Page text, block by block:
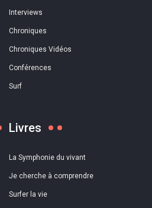
Interviews
Chroniques
Chroniques Vidéos
Conférences
Surf
Livres
La Symphonie du vivant
Je cherche à comprendre
Surfer la vie